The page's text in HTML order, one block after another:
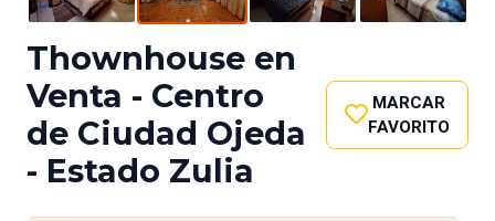
Thownhouse en
Venta - Centro
de Ciudad Ojeda
- Estado Zulia
MARCAR
FAVORITO